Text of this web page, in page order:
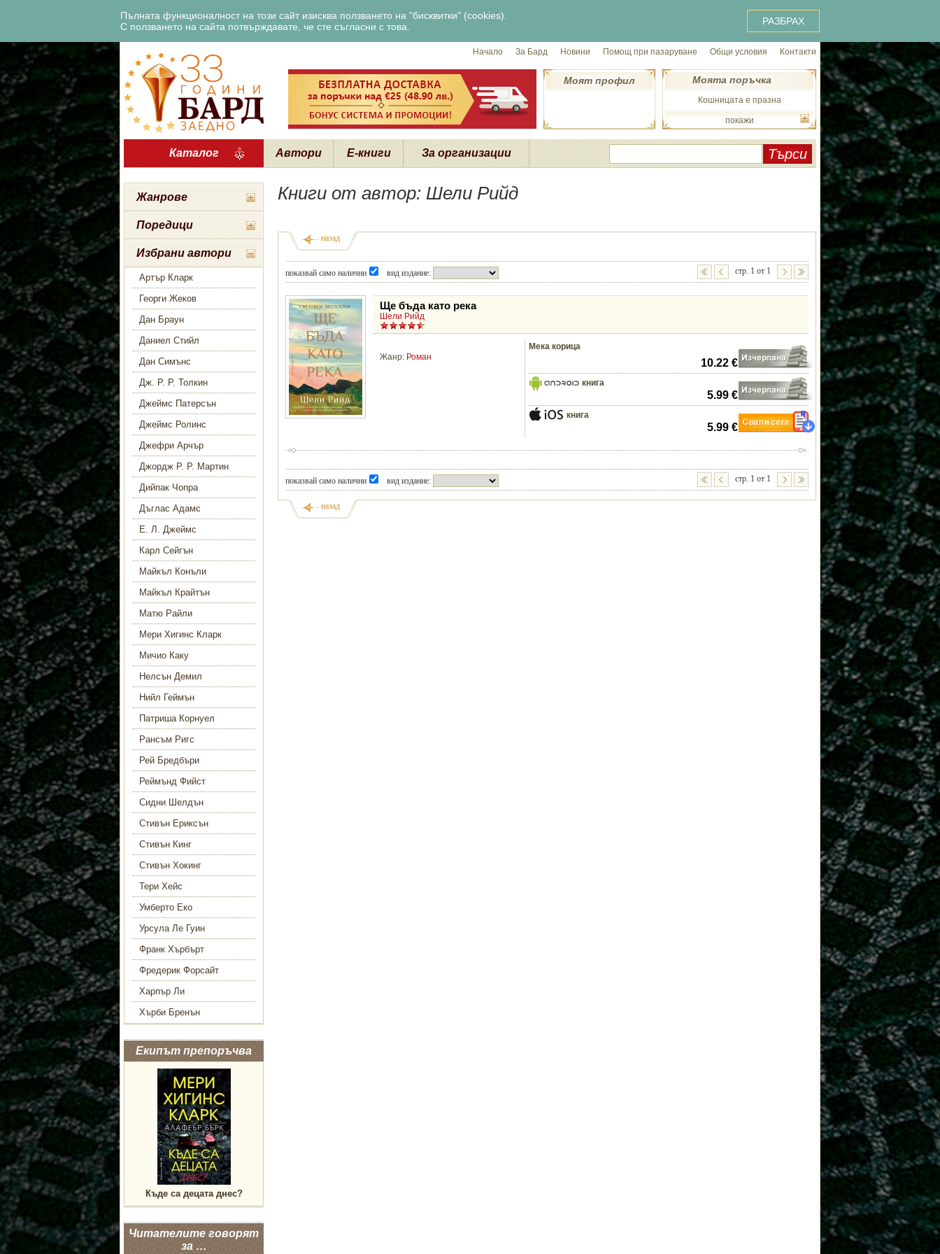
Пълната функционалност на този сайт изисква ползването на "бисквитки" (cookies).
С ползването на сайта потвърждавате, че сте съгласни с това.
РАЗБРАХ
Начало За Бард Новини Помощ при пазаруване Общи условия Контакти
Моят профил
Кошницата е празна
Моята поръчка
покажи
Каталог Автори Е-книги За организации
Жанрове
Поредици
Избрани автори
Артър Кларк
Георги Жеков
Дан Браун
Даниел Стийл
Дан Симънс
Дж. Р. Р. Толкин
Джеймс Патерсън
Джеймс Ролинс
Джефри Арчър
Джордж Р. Р. Мартин
Дийпак Чопра
Дъглас Адамс
Е. Л. Джеймс
Карл Сейгън
Майкъл Конъли
Майкъл Крайтън
Матю Райли
Мери Хигинс Кларк
Мичио Каку
Нелсън Демил
Нийл Геймън
Патриша Корнуел
Рансъм Ригс
Рей Бредбъри
Реймънд Фийст
Сидни Шелдън
Стивън Ериксън
Стивън Кинг
Стивън Хокинг
Тери Хейс
Умберто Еко
Урсула Ле Гуин
Франк Хърбърт
Фредерик Форсайт
Харпър Ли
Хърби Бренън
Екипът препоръчва
Къде са децата днес?
Читателите говорят
за …
Книги от автор: Шели Рийд
показвай само налични вид издание: стр. 1 от 1
Ще бъда като река
Шели Рийд
Жанр: Роман
Мека корица
10.22 €
книга
5.99 €
книга
5.99 €
показвай само налични вид издание: стр. 1 от 1
назад
назад